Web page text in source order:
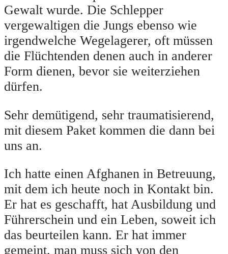
Gewalt wurde. Die Schlepper
vergewaltigen die Jungs ebenso wie
irgendwelche Wegelagerer, oft müssen
die Flüchtenden denen auch in anderer
Form dienen, bevor sie weiterziehen
dürfen.
Sehr demütigend, sehr traumatisierend,
mit diesem Paket kommen die dann bei
uns an.
Ich hatte einen Afghanen in Betreuung,
mit dem ich heute noch in Kontakt bin.
Er hat es geschafft, hat Ausbildung und
Führerschein und ein Leben, soweit ich
das beurteilen kann. Er hat immer
gemeint, man muss sich von den